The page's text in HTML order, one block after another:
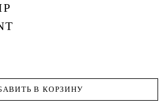
В КОРЗИНУ